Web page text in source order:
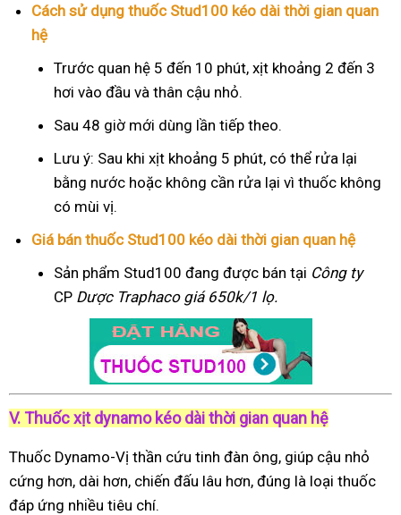
Cách sử dụng thuốc Stud100 kéo dài thời gian quan
hệ
Trước quan hệ 5 đến 10 phút, xịt khoảng 2 đến 3
hơi vào đầu và thân cậu nhỏ.
Sau 48 giờ mới dùng lần tiếp theo.
Lưu ý: Sau khi xịt khoảng 5 phút, có thể rửa lại
bằng nước hoặc không cần rửa lại vì thuốc không
có mùi vị.
Giá bán thuốc Stud100 kéo dài thời gian quan hệ
Sản phẩm Stud100 đang được bán tại Công ty
CP Dược Traphacogiá 650k/1 lọ.
V. Thuốc xịt dynamo kéo dài thời gian quan hệ
Thuốc Dynamo-Vị thần cứu tinh đàn ông, giúp cậu nhỏ
cứng hơn, dài hơn, chiến đấu lâu hơn, đúng là loại thuốc
đáp ứng nhiều tiêu chí.